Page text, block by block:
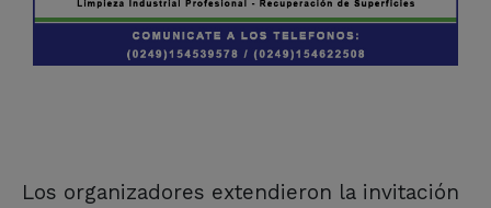
Los organizadores extendieron la invitación